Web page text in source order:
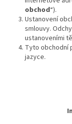
obchod“).
Ustanovení
smlouvy.
ustanoveními
Tyto obchodní
jazyce.